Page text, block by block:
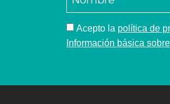
Acepto la política de
Información básica